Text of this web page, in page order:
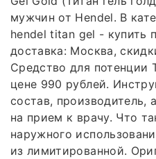
мужчин от Hendel. В
hendel titan gel - купить
доставка: Москва,
Средство для потенции
цене 990 рублей.
состав, производитель,
на прием к врачу. Что
наружного
из лимитированной.